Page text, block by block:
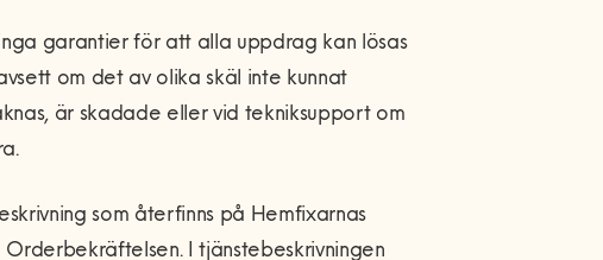
garantier för att alla uppdrag kan lösas
om det av olika skäl inte kunnat
är skadade eller vid tekniksupport om
som återfinns på Hemfixarnas
I tjänstebeskrivningen